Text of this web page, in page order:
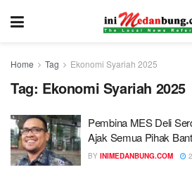
Home Tag Ekonomi Syariah 2025
Tag: Ekonomi Syariah 2025
Pembina MES Deli
Ajak Semua Pihak
BY INIMEDANBUNG.COM